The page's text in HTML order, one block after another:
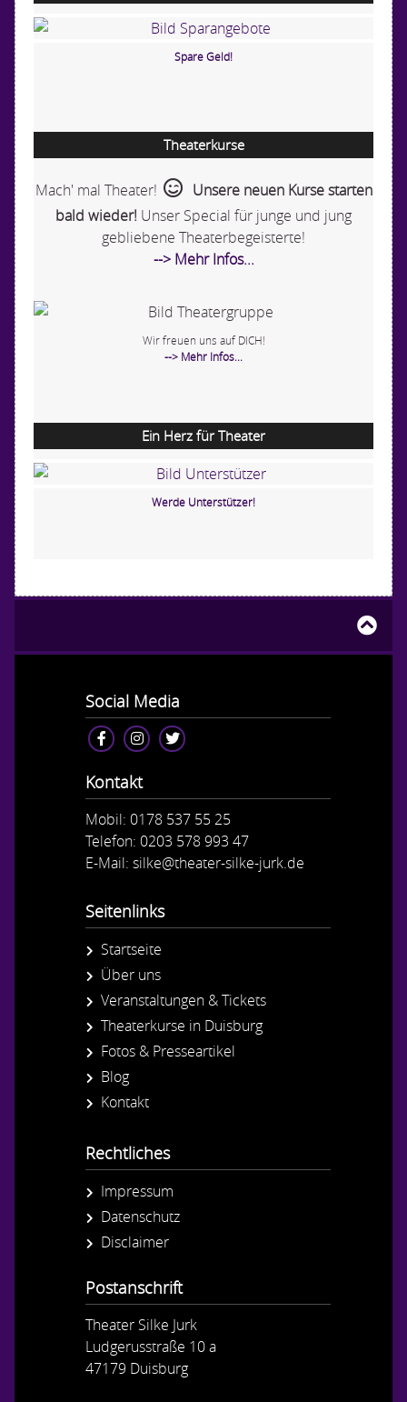
Spare Geld!
Theaterkurse
Mach' mal Theater!
Unsere neuen Kurse starten
bald wieder! Unser Special für junge und jung
gebliebene Theaterbegeisterte!
--> Mehr Infos...
Wir freuen uns auf DICH!
--> Mehr Infos...
Ein Herz für Theater
Werde Unterstützer!
Social Media
Kontakt
Mobil: 0178 537 55 25
Telefon: 0203 578 993 47
E-Mail: silke@theater-silke-jurk.de
Seitenlinks
Startseite
Über uns
Veranstaltungen & Tickets
Theaterkurse in Duisburg
Fotos & Presseartikel
Blog
Kontakt
Rechtliches
Impressum
Datenschutz
Disclaimer
Postanschrift
Theater Silke Jurk
Ludgerusstraße 10 a
47179 Duisburg